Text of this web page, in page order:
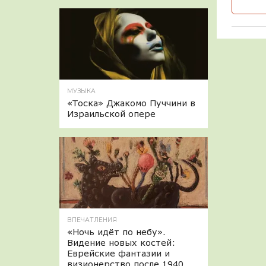
МУЗЫКА
«Тоска» Джакомо Пуччини в
Израильской опере
ВПЕЧАТЛЕНИЯ
«Ночь идёт по небу».
Видение новых костей:
Еврейские фантазии и
визионерство после 1940